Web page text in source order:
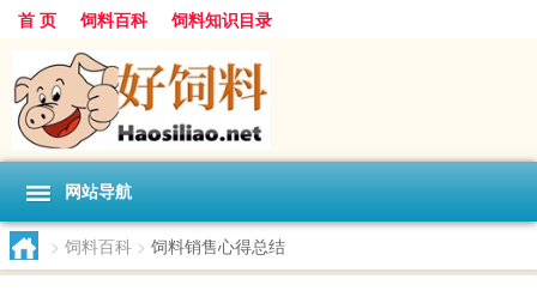
首 页 饲料百科 饲料知识目录
网站导航
> 饲料百科 > 饲料销售心得总结